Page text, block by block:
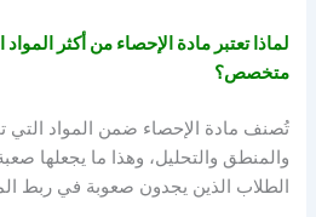
لماذا تعتبر مادة الإحصاء من أكثر
متخصص؟
تُصنف مادة الإحصاء ضمن المواد التي
والمنطق والتحليل، وهذا ما يجعلها
الطلاب الذين يجدون صعوبة في ربط